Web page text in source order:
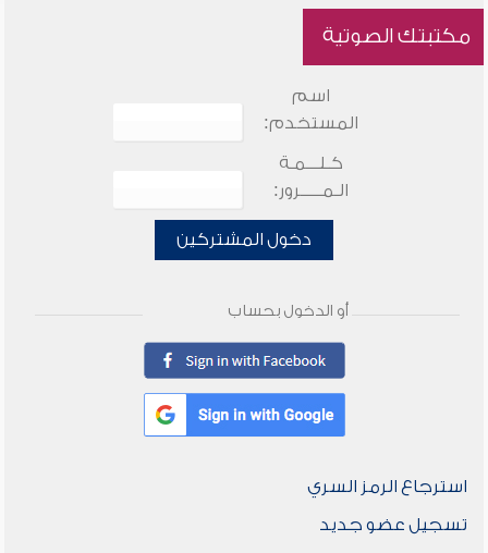
مكتبتك الصوتية
اسم
المستخدم:
كـلـــمـة
الـمـــــرور:
دخول المشتركين
أو الدخول بحساب
استرجاع الرمز السري
تسجيل عضو جديد